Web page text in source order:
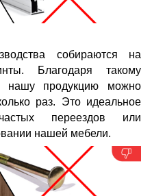
собираются на
Благодаря такому
нашу продукцию можно
раз. Это идеальное
переездов или
нашей мебели.